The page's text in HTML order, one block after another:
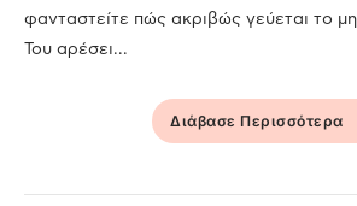
φανταστείτε πώς ακριβώς γεύεται το
Του αρέσει...
Διάβασε Περισσότερα